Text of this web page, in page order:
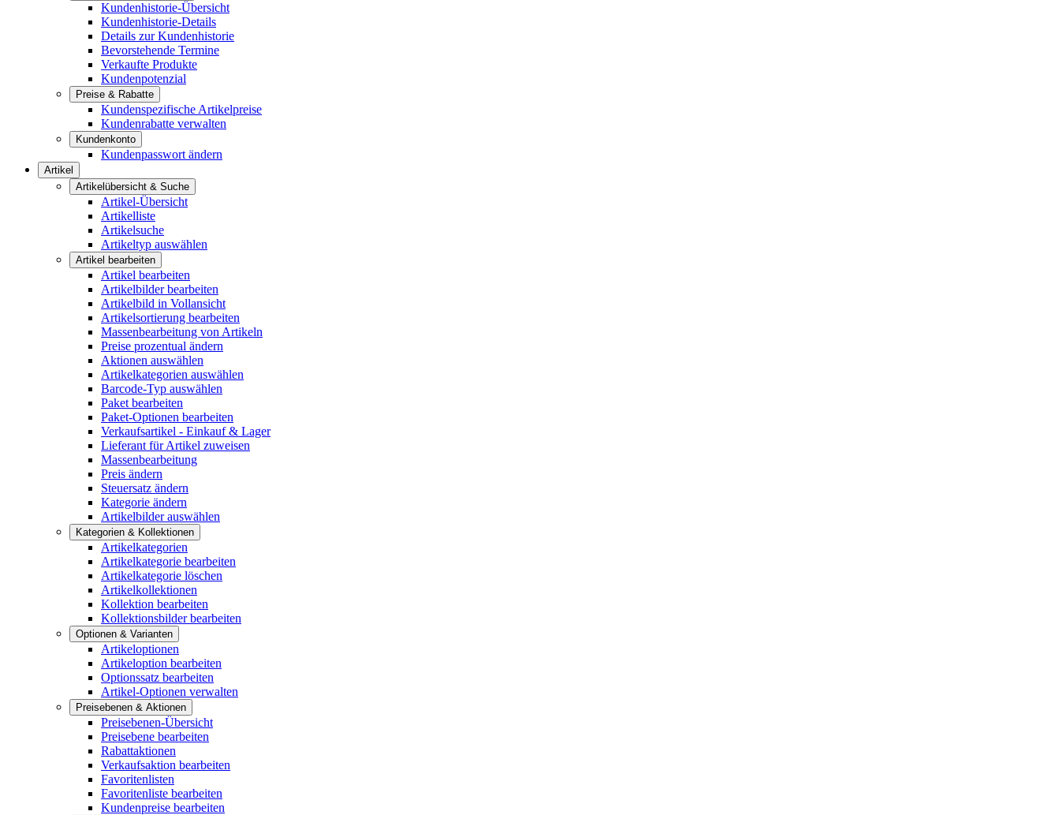
Kundenhistorie-Übersicht
Kundenhistorie-Details
Details zur Kundenhistorie
Bevorstehende Termine
Verkaufte Produkte
Kundenpotenzial
Preise & Rabatte
Kundenspezifische Artikelpreise
Kundenrabatte verwalten
Kundenkonto
Kundenpasswort ändern
Artikel
Artikelübersicht & Suche
Artikel-Übersicht
Artikelliste
Artikelsuche
Artikeltyp auswählen
Artikel bearbeiten
Artikel bearbeiten
Artikelbilder bearbeiten
Artikelbild in Vollansicht
Artikelsortierung bearbeiten
Massenbearbeitung von Artikeln
Preise prozentual ändern
Aktionen auswählen
Artikelkategorien auswählen
Barcode-Typ auswählen
Paket bearbeiten
Paket-Optionen bearbeiten
Verkaufsartikel - Einkauf & Lager
Lieferant für Artikel zuweisen
Massenbearbeitung
Preis ändern
Steuersatz ändern
Kategorie ändern
Artikelbilder auswählen
Kategorien & Kollektionen
Artikelkategorien
Artikelkategorie bearbeiten
Artikelkategorie löschen
Artikelkollektionen
Kollektion bearbeiten
Kollektionsbilder bearbeiten
Optionen & Varianten
Artikeloptionen
Artikeloption bearbeiten
Optionssatz bearbeiten
Artikel-Optionen verwalten
Preisebenen & Aktionen
Preisebenen-Übersicht
Preisebene bearbeiten
Rabattaktionen
Verkaufsaktion bearbeiten
Favoritenlisten
Favoritenliste bearbeiten
Kundenpreise bearbeiten